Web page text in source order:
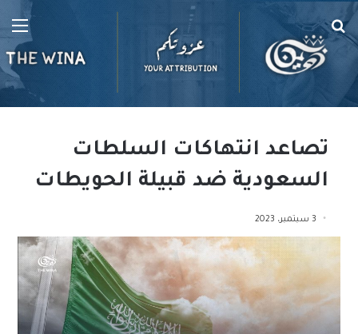
بحث
عن
تصاعد انتهاكات السلطات
السعودية ضد قبيلة الحويطات
3 سبتمبر، 2023